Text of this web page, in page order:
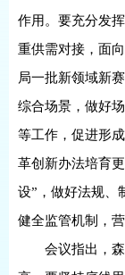
作用。要充分发
重供需对接，面
局一批新领域新
综合场景，做好
等工作，促进形
革创新办法培育
设”，做好法规、
健全监管机制，
会议指出，